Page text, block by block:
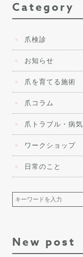
Category
爪検診
お知らせ
爪を育てる施術
爪コラム
爪トラブル・病気
ワークショップ
日常のこと
New post